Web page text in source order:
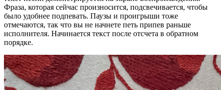
Фраза, которая сейчас произносится, подсвечивается, чтобы
было удобнее подпевать. Паузы и проигрыши тоже
отмечаются, так что вы не начнете петь припев раньше
исполнителя. Начинается текст после отсчета в обратном
порядке.